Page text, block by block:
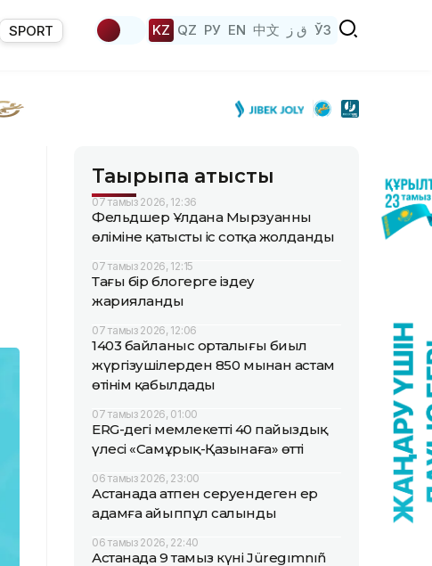
SPORT KZ QZ РУ EN 中文 ق ز ЎЗ
Тақырыпқа қатысты
07 тамыз 2026, 12:36
Фельдшер Ұлдана Мырзуанның
өліміне қатысты іс сотқа жолданды
07 тамыз 2026, 12:15
Тағы бір блогерге іздеу
жарияланды
07 тамыз 2026, 12:06
1403 байланыс орталығы биыл
жүргізушілерден 850 мыңнан астам
өтінім қабылдады
07 тамыз 2026, 01:00
ERG-дегі мемлекеттің 40 пайыздық
үлесі «Самұрық-Қазынаға» өтті
06 тамыз 2026, 23:00
Астанада атпен серуендеген ер
адамға айыппұл салынды
06 тамыз 2026, 22:40
Астанада 9 тамыз күні Jüregımnıñ